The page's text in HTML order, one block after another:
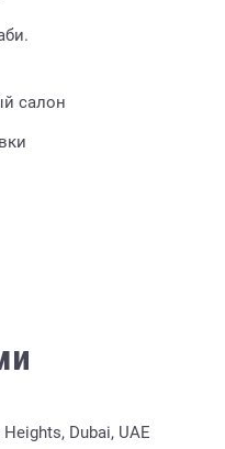
салон
Dubai, UAE